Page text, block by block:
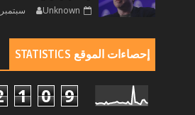
Unknown سبتمبر 10,
إحصاءات الموقع STATISTICS
1 0 9